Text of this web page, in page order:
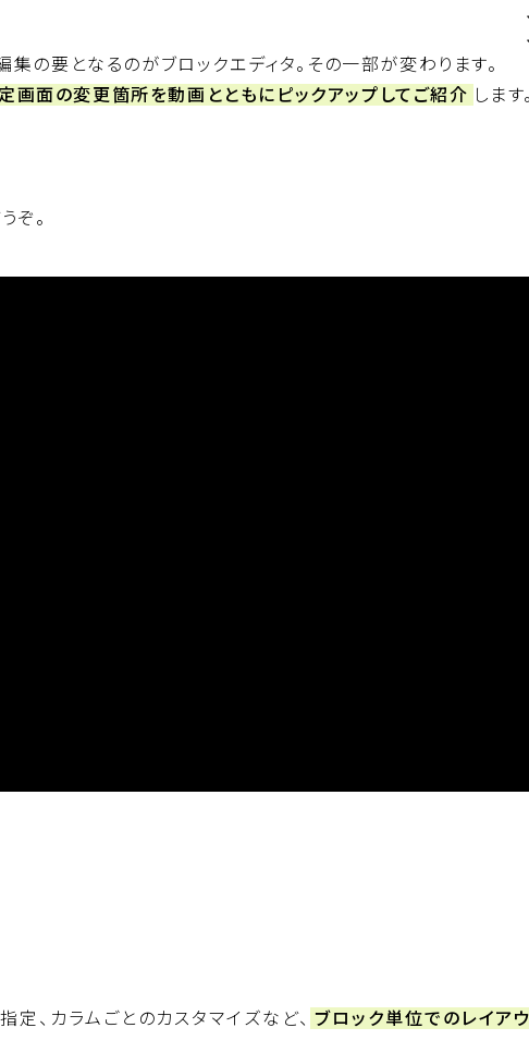
集の要となるのがブロックエディタ。その一部が変わります。
画面の変更箇所を動画とともにピックアップしてご紹介 します
ぞ。
、カラムごとのカスタマイズなど、 ブロック単位でのレイア